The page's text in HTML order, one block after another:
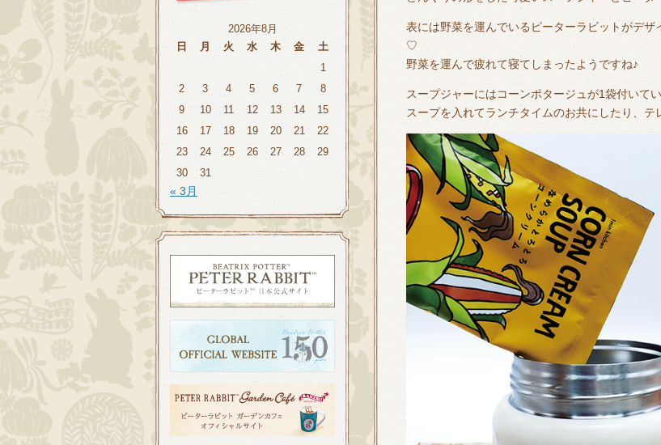
2026年8月
日
月 火 水 木 金
土
1
2
3 4 5 6 7
8
9
10 11 12 13 14
15
16
17 18 19 20 21
22
23
24 25 26 27 28
29
30
31
« 3月
表には野菜を運んでいるピーターラビットがデ
♡
野菜を運んで疲れて寝てしまったようですね♪
スープジャーにはコーンポタージュが1袋付いてい
スープを入れてランチタイムのお共にしたり、テ